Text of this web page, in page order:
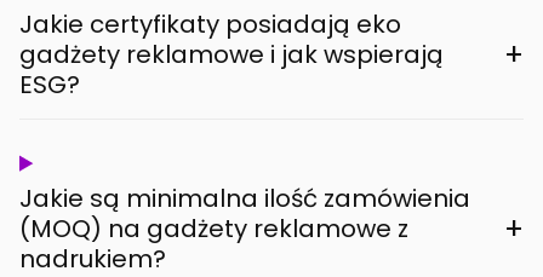
Jakie certyfikaty posiadają eko
gadżety reklamowe i jak wspierają
ESG?
+
Jakie są minimalna ilość zamówienia
(MOQ) na gadżety reklamowe z
nadrukiem?
+